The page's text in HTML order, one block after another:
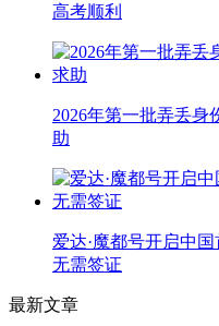
高考顺利
2026年第一批弄丢身
助
爱达·魔都号开启中
无需签证
最新文章